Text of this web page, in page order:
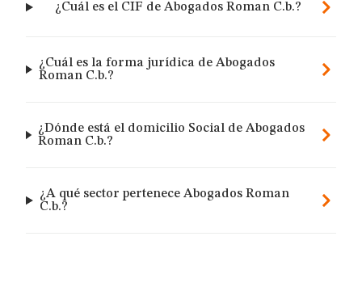
¿Cuál es el CIF de Abogados Roman C.b.?
¿Cuál es la forma jurídica de Abogados
Roman C.b.?
¿Dónde está el domicilio Social de Abogados
Roman C.b.?
¿A qué sector pertenece Abogados Roman
C.b.?